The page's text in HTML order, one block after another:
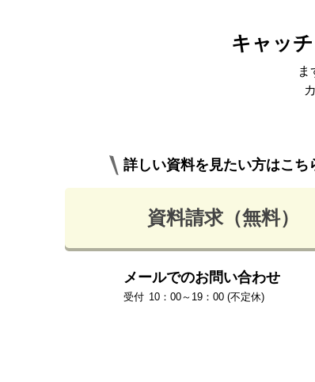
キャッ
ま
詳しい資料を見たい方はこち
資料請求（無料）
メールでのお問い合わせ
10：00～19：00 (不定休)